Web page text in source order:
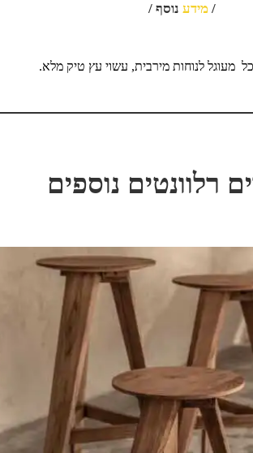
/ מידע נוסף /
מעוגל לנוחות מירבית, עשוי עץ טיק מלא.
רלוונטים נוספים